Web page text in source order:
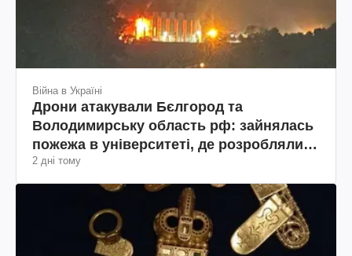
Війна в Україні
Дрони атакували Бєлгород та
Володимирську область рф: зайнялась
пожежа в університеті, де розробляли
дрони та склад Wildberries(фото, відео)
2 дні тому